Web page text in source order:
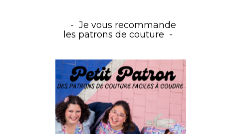
Je vous recommande
les patrons de couture